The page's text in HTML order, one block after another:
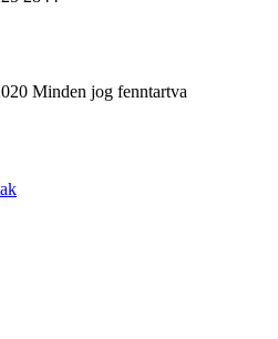
Minden jog fenntartva